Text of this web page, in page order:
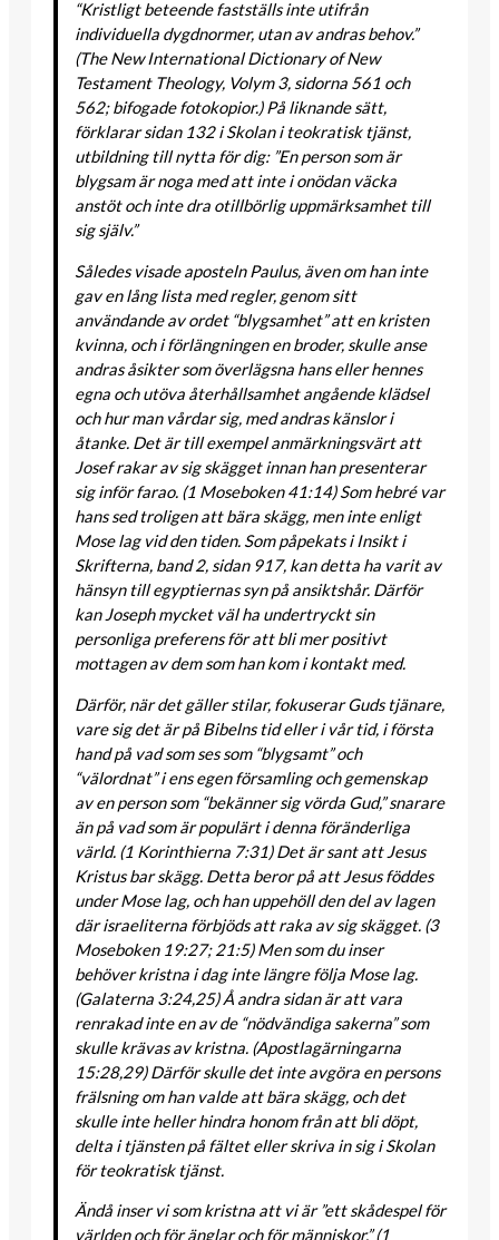
“Kristligt beteende fastställs inte utifrån
individuella dygdnormer, utan av andras behov.”
(The New International Dictionary of New
Testament Theology, Volym 3, sidorna 561 och
562; bifogade fotokopior.) På liknande sätt,
förklarar sidan 132 i Skolan i teokratisk tjänst,
utbildning till nytta för dig: ”En person som är
blygsam är noga med att inte i onödan väcka
anstöt och inte dra otillbörlig uppmärksamhet till
sig själv.”
Således visade aposteln Paulus, även om han inte
gav en lång lista med regler, genom sitt
användande av ordet “blygsamhet” att en kristen
kvinna, och i förlängningen en broder, skulle anse
andras åsikter som överlägsna hans eller hennes
egna och utöva återhållsamhet angående klädsel
och hur man vårdar sig, med andras känslor i
åtanke. Det är till exempel anmärkningsvärt att
Josef rakar av sig skägget innan han presenterar
sig inför farao. (1 Moseboken 41:14) Som hebré var
hans sed troligen att bära skägg, men inte enligt
Mose lag vid den tiden. Som påpekats i Insikt i
Skrifterna, band 2, sidan 917, kan detta ha varit av
hänsyn till egyptiernas syn på ansiktshår. Därför
kan Joseph mycket väl ha undertryckt sin
personliga preferens för att bli mer positivt
mottagen av dem som han kom i kontakt med.
Därför, när det gäller stilar, fokuserar Guds tjänare,
vare sig det är på Bibelns tid eller i vår tid, i första
hand på vad som ses som “blygsamt” och
“välordnat” i ens egen församling och gemenskap
av en person som “bekänner sig vörda Gud,” snarare
än på vad som är populärt i denna föränderliga
värld. (1 Korinthierna 7:31) Det är sant att Jesus
Kristus bar skägg. Detta beror på att Jesus föddes
under Mose lag, och han uppehöll den del av lagen
där israeliterna förbjöds att raka av sig skägget. (3
Moseboken 19:27; 21:5) Men som du inser
behöver kristna i dag inte längre följa Mose lag.
(Galaterna 3:24,25) Å andra sidan är att vara
renrakad inte en av de “nödvändiga sakerna” som
skulle krävas av kristna. (Apostlagärningarna
15:28,29) Därför skulle det inte avgöra en persons
frälsning om han valde att bära skägg, och det
skulle inte heller hindra honom från att bli döpt,
delta i tjänsten på fältet eller skriva in sig i Skolan
för teokratisk tjänst.
Ändå inser vi som kristna att vi är ”ett skådespel för
världen och för änglar och för människor.” (1